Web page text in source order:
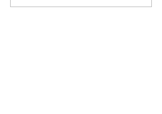
子暗号（PQC）ロードマ